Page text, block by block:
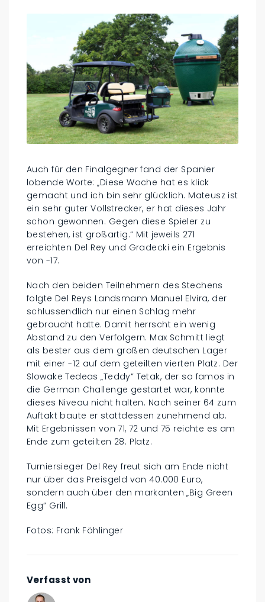
Auch für den Finalgegner fand der Spanier
lobende Worte: „Diese Woche hat es klick
gemacht und ich bin sehr glücklich. Mateusz ist
ein sehr guter Vollstrecker, er hat dieses Jahr
schon gewonnen. Gegen diese Spieler zu
bestehen, ist großartig.“ Mit jeweils 271
erreichten Del Rey und Gradecki ein Ergebnis
von -17.
Nach den beiden Teilnehmern des Stechens
folgte Del Reys Landsmann Manuel Elvira, der
schlussendlich nur einen Schlag mehr
gebraucht hatte. Damit herrscht ein wenig
Abstand zu den Verfolgern. Max Schmitt liegt
als bester aus dem großen deutschen Lager
mit einer -12 auf dem geteilten vierten Platz. Der
Slowake Tedeas „Teddy“ Tetak, der so famos in
die German Challenge gestartet war, konnte
dieses Niveau nicht halten. Nach seiner 64 zum
Auftakt baute er stattdessen zunehmend ab.
Mit Ergebnissen von 71, 72 und 75 reichte es am
Ende zum geteilten 28. Platz.
Turniersieger Del Rey freut sich am Ende nicht
nur über das Preisgeld von 40.000 Euro,
sondern auch über den markanten „Big Green
Egg“ Grill.
Fotos: Frank Föhlinger
Verfasst von